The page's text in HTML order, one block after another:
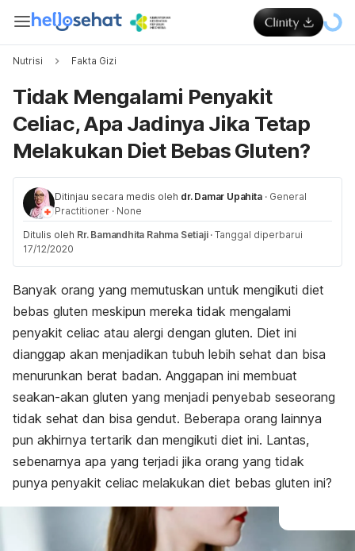
Nutrisi Fakta Gizi
Tidak Mengalami Penyakit
Celiac, Apa Jadinya Jika Tetap
Melakukan Diet Bebas Gluten?
Ditinjau secara medis oleh dr. Damar Upahita · General
Practitioner · None
Ditulis oleh Rr. Bamandhita Rahma Setiaji · Tanggal diperbarui
17/12/2020
Banyak orang yang memutuskan untuk mengikuti diet
bebas gluten meskipun mereka tidak mengalami
penyakit celiac atau alergi dengan gluten. Diet ini
dianggap akan menjadikan tubuh lebih sehat dan bisa
menurunkan berat badan. Anggapan ini membuat
seakan-akan gluten yang menjadi penyebab seseorang
tidak sehat dan bisa gendut. Beberapa orang lainnya
pun akhirnya tertarik dan mengikuti diet ini. Lantas,
sebenarnya apa yang terjadi jika orang yang tidak
punya penyakit celiac melakukan diet bebas gluten ini?